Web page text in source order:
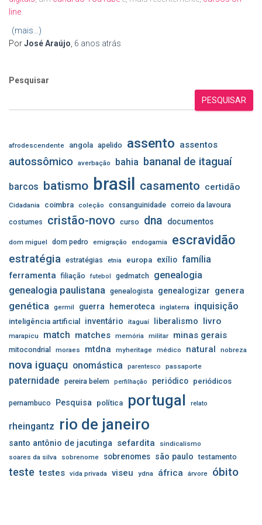
line
(mais…)
PorJosé Araújo 6 anos atrás
Pesquisar
PESQUISAR
afrodescendente angola apelido assento assentos
autossômico averbação bahia bananal de itaguaí
barcos batismo brasil casamento certidão
Cidadania coimbra coleção consanguinidade correio da lavoura
costumes
cristão-novo curso dna documentos
dom miguel dom pedro emigração endogamia escravidão
estratégia estratégias etnia europa exílio família
ferramenta filiação futebol gedmatch genealogia
genealogia paulistana genealogista genealogizar genera
genética germil guerra hemeroteca inglaterra inquisição
inteligência artificial inventário itaguaí liberalismo livro
marapicu match matches memória militar minas gerais
mitocondrial moraes mtdna myheritage médico natural nobreza
nova iguaçu onomástica parentesco passaporte
paternidade pereira belem perfilhação periódico periódicos
pernambuco Pesquisa política portugal relato
rheingantz rio de janeiro
santo antônio de jacutinga sefardita
sindicalismo
soares da silva
sobrenome sobrenomes são paulo testamento
teste testes vida privada viseu ydna áfrica árvore óbito